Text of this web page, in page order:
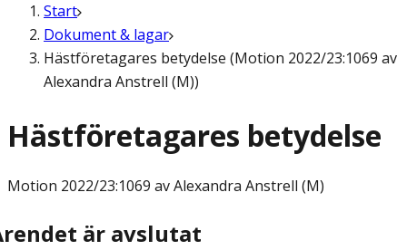
Start
Dokument & lagar
Hästföretagares betydelse (Motion 2022/23:1069 av
Alexandra Anstrell (M))
Hästföretagares betydelse
Motion 2022/23:1069 av Alexandra Anstrell (M)
är avslutat